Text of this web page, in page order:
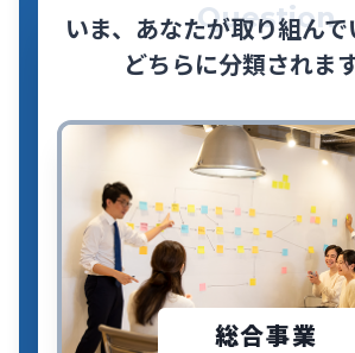
Question
いま、あなたが取り組ん
どちらに分類されま
総合事業